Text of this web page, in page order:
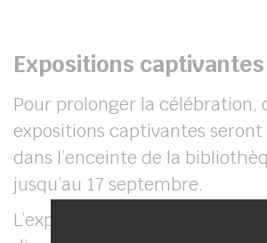
Expositions captivantes
Pour prolonger la célébration,
expositions captivantes seront
dans l’enceinte de la
jusqu’au 17 septembre.
L’exposition ” Silence ça